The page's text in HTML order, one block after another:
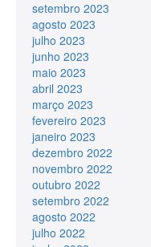
setembro 2023
agosto 2023
julho 2023
junho 2023
maio 2023
abril 2023
março 2023
fevereiro 2023
janeiro 2023
dezembro 2022
novembro 2022
outubro 2022
setembro 2022
agosto 2022
julho 2022